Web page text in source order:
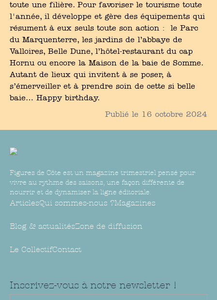
toute une filière. Pour favoriser le tourisme toute
l'année, il développe et gère des équipements qui
résument à eux seuls toute son action : le Parc
du Marquenterre, les jardins de l’abbaye de
Valloires, Belle Dune, l’hôtel-restaurant du cap
Hornu ou encore la Maison de la baie de Somme.
Autant de lieux qui invitent à se poser, à
s’émerveiller et à prendre soin de cette si belle
baie… Happy birthday.
Publié le 16 octobre 2024
Figures de Côte est un magazine trimestriel pensé pour
vivre au rythme des saisons, une façon différente de
nourrir et de dynamiser la ligne éditoriale.
ArticlesQui sommes-nous ?Magazines
Blog & actualitésZone de diffusion
Le CollectifContact
Inscrivez-vous à notre newsletter !